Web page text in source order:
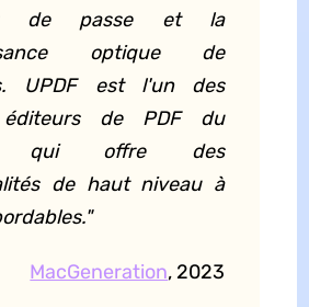
de passe et la
optique de
UPDF est l'un des
éditeurs de PDF du
qui offre des
de haut niveau à
MacGeneration, 2023